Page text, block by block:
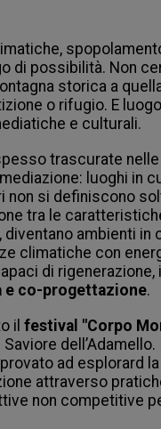
di possibilità. Non
storica a
o rifugio. E
e culturali.
trascurate
luoghi in
non si definiscono
tra le
ambienti in
climatiche con
di
e co-progettazione.
il festival "Corpo
ad esplorard
attraverso
non competitive